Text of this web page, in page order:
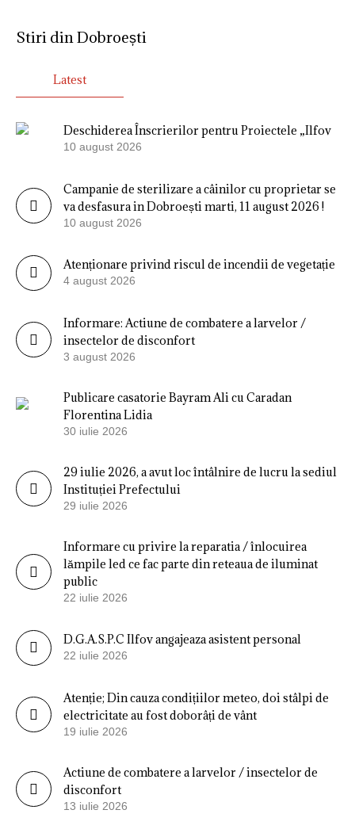
Stiri din Dobroești
Latest
Deschiderea Înscrierilor pentru Proiectele „Ilfov
10 august 2026
Campanie de sterilizare a câinilor cu proprietar se
va desfasura in Dobroești marti, 11 august 2026 !
10 august 2026
Atenționare privind riscul de incendii de vegetație
4 august 2026
Informare: Actiune de combatere a larvelor /
insectelor de disconfort
3 august 2026
Publicare casatorie Bayram Ali cu Caradan
Florentina Lidia
30 iulie 2026
29 iulie 2026, a avut loc întâlnire de lucru la sediul
Instituției Prefectului
29 iulie 2026
Informare cu privire la reparatia / înlocuirea
lămpile led ce fac parte din reteaua de iluminat
public
22 iulie 2026
D.G.A.S.P.C Ilfov angajeaza asistent personal
22 iulie 2026
Atenție; Din cauza condițiilor meteo, doi stâlpi de
electricitate au fost doborâți de vânt
19 iulie 2026
Actiune de combatere a larvelor / insectelor de
disconfort
13 iulie 2026